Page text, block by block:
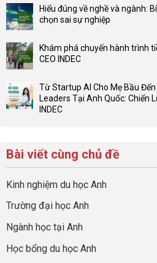
Đừng
để
một
bộ
sơ
du
học
nhưng
thiếu
lực”
bình
luận
Checklist
6
Làm:
Biến
Giai
Thành
“Bước
Vàng”
Cất
Cánh
Hiểu đúng về nghề và ngành:
chọn sai sự nghiệp
bình
luận
Hiểu
đúng
về
Bí
quyết
không
giờ
chọn
sự
Khám phá chuyến hành trình
CEO INDEC
bình
luận
ở
hành
trình
tiền
trạm
Anh
quốc
cùng
CEO
INDEC
Từ Startup AI Cho Mẹ Bầu Đến
Leaders Tại Anh Quốc: Chiến
INDEC
luận
Startup
Cho
Bầu
Học
Bài viết cùng chủ đề
Kinh nghiệm du học Anh
Trường đại học Anh
Ngành học tại Anh
Học bổng du học Anh